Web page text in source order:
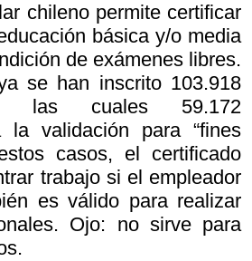
chileno permite certificar
básica y/o media
de exámenes libres.
se han inscrito 103.918
las cuales 59.172
la validación para “fines
casos, el certificado
trabajo si el empleador
es válido para realizar
Ojo: no sirve para